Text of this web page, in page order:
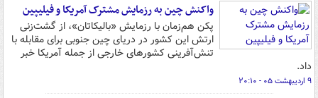
واکنش چین به رزمایش مشترک آمریکا و فیلیپین
پکن هم‌زمان با رزمایش «بالیکاتان»، از گشت‌زنی
ارتش این کشور در دریای چین جنوبی برای مقابله با
تنش‌آفرینی کشورهای خارجی از جمله آمریکا خبر
داد.
۹ اردیبهشت ۰۵ - ۲۰:۱۰